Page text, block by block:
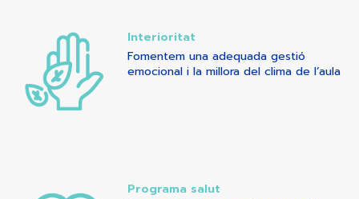
Interioritat
Fomentem una adequada gestió
emocional i la millora del clima de l’aula
Programa salut